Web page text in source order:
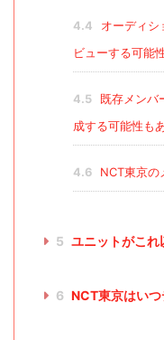
4.4
オーディシ
ビューする可能
4.5
既存メンバ
成する可能性も
4.6 NCT東京の
5 ユニットがこれ
6 NCT東京はい